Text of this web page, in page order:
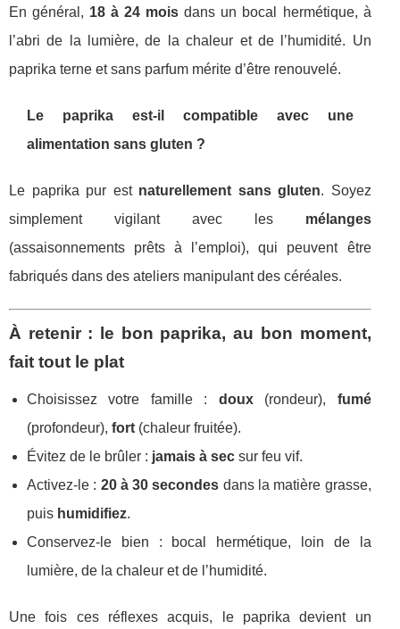
En général, 18 à 24 mois dans un bocal hermétique, à
l’abri de la lumière, de la chaleur et de l’humidité. Un
paprika terne et sans parfum mérite d’être renouvelé.
Le paprika est-il compatible avec une
alimentation sans gluten ?
Le paprika pur est naturellement sans gluten. Soyez
simplement vigilant avec les mélanges
(assaisonnements prêts à l’emploi), qui peuvent être
fabriqués dans des ateliers manipulant des céréales.
À retenir : le bon paprika, au bon moment,
fait tout le plat
Choisissez votre famille : doux(rondeur), fumé
(profondeur), fort (chaleur fruitée).
Évitez de le brûler : jamais à sec sur feu vif.
Activez-le : 20 à 30 secondes dans la matière grasse,
puis humidifiez.
Conservez-le bien : bocal hermétique, loin de la
lumière, de la chaleur et de l’humidité.
Une fois ces réflexes acquis, le paprika devient un